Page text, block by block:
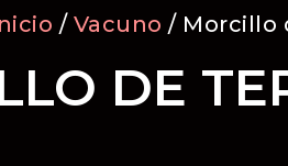
/ Vacuno / Morcillo
DE